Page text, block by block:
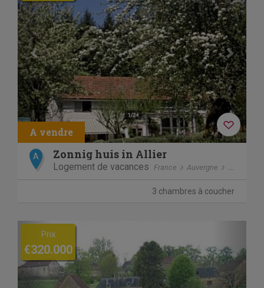
A Zonnig huis in Allier
Logement de vacances France Auvergne Loddes
3 chambres à coucher
Previous
Prix
€320.000